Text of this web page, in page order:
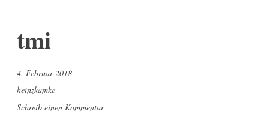
tmi
4. Februar 2018
heinzkamke
Schreib einen Kommentar